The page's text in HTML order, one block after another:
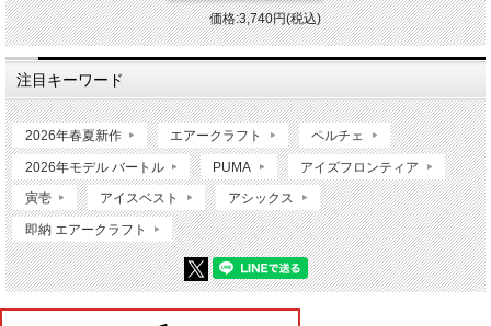
価格:3,740円(税込)
注目キーワード
2026年春夏新作 エアークラフト ペルチェ
2026年モデル バートル PUMA アイズフロンティア
寅壱 アイスベスト アシックス
即納 エアークラフト